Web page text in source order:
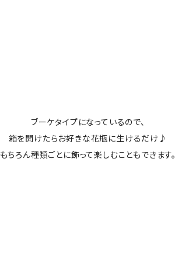
ブーケタイプになっているので、
箱を開けたらお好きな花瓶に生けるだけ♪
もちろん種類ごとに飾って楽しむこともできます。